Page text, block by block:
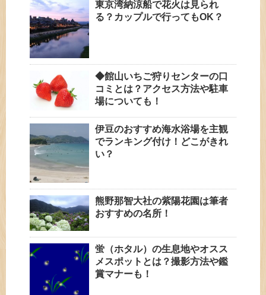
東京湾納涼船で花火は見られ
る？カップルで行ってもOK？
◆館山いちご狩りセンターの口
コミとは？アクセス方法や駐車
場についても！
伊豆のおすすめ海水浴場を主観
でランキング付け！どこがきれ
い？
熊野那智大社の紫陽花園は筆者
おすすめの名所！
蛍（ホタル）の生息地やオスス
メスポットとは？撮影方法や鑑
賞マナーも！